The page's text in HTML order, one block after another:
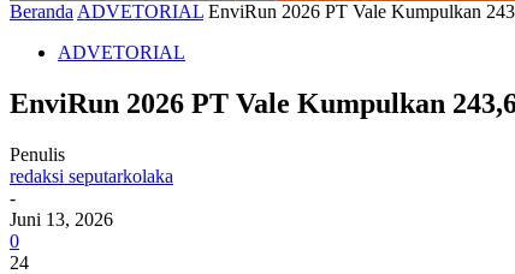
Beranda ADVETORIAL EnviRun 2026 PT Vale Kumpulkan
ADVETORIAL
EnviRun 2026 PT Vale Kumpulkan
Penulis
redaksi seputarkolaka
-
Juni 13, 2026
0
24